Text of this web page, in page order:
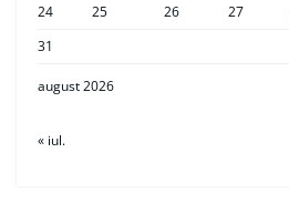
august 2026
24
25 26 27
31
« iul.